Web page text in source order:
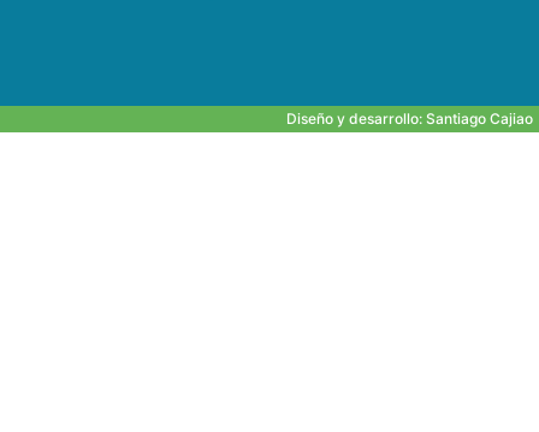
Diseño y desarrollo: Santiago Cajiao